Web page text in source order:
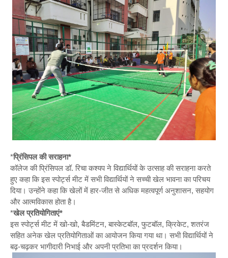
*प्रिंसिपल की सराहना*
कॉलेज की प्रिंसिपल डॉ. रिचा कश्यप ने विद्यार्थियों के उत्साह की सराहना करते
हुए कहा कि इस स्पोर्ट्स मीट में सभी विद्यार्थियों ने सच्ची खेल भावना का परिचय
दिया। उन्होंने कहा कि खेलों में हार-जीत से अधिक महत्वपूर्ण अनुशासन, सहयोग
और आत्मविकास होता है।
*खेल प्रतियोगिताएं*
इस स्पोर्ट्स मीट में खो-खो, बैडमिंटन, बास्केटबॉल, फुटबॉल, क्रिकेट, शतरंज
सहित अनेक खेल प्रतियोगिताओं का आयोजन किया गया था। सभी विद्यार्थियों ने
बढ़-चढ़कर भागीदारी निभाई और अपनी प्रतिभा का प्रदर्शन किया।